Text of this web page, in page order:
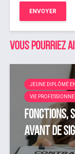
Vous pourriez
JEUNE DIPLÔMÉ
VIE
Fonctions,
avant de